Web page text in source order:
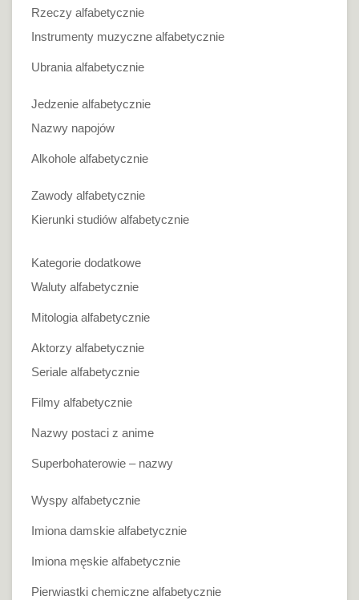
Rzeczy alfabetycznie
Instrumenty muzyczne alfabetycznie
Ubrania alfabetycznie
Jedzenie alfabetycznie
Nazwy napojów
Alkohole alfabetycznie
Zawody alfabetycznie
Kierunki studiów alfabetycznie
Kategorie dodatkowe
Waluty alfabetycznie
Mitologia alfabetycznie
Aktorzy alfabetycznie
Seriale alfabetycznie
Filmy alfabetycznie
Nazwy postaci z anime
Superbohaterowie – nazwy
Wyspy alfabetycznie
Imiona damskie alfabetycznie
Imiona męskie alfabetycznie
Pierwiastki chemiczne alfabetycznie